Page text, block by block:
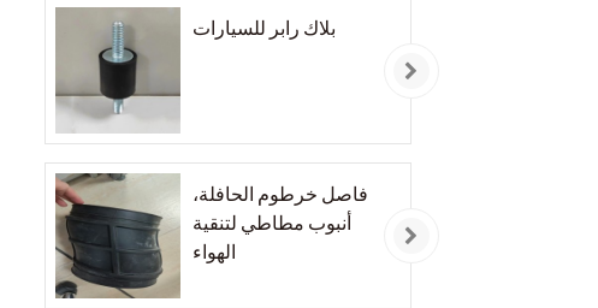
بلاك رابر للسيارات
فاصل خرطوم الحافلة،
أنبوب مطاطي لتنقية
الهواء